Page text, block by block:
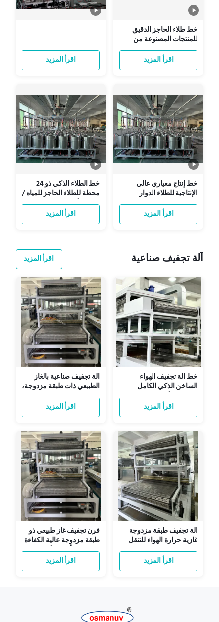
خط طلاء الحاجز الدقيق
للمنتجات المصنوعة من
الخلية - تطبيق طلاء WVTR و
اقرأ المزيد اقرأ المزيد
خط إنتاج معياري عالي
الإنتاجية للطلاء الدوار
بالدوران للحواجز الداخلية
المقولبة من اللب
اقرأ المزيد
خط الطلاء الذكي ذو 24
محطة للطلاء الحاجز للمياه /
الزيت لأدوات المائدة
المصنوعة من البولب
اقرأ المزيد
آلة تجفيف صناعية اقرأ المزيد
خط آلة تجفيف الهواء
الساخن الذكي الكامل
التلقائي للأنظمة الصناعية
اقرأ المزيد
آلة تجفيف صناعية بالغاز
الطبيعي ذات طبقة مزدوجة،
سلسلة لوحة مثقبة من
الفولاذ المقاوم للصدأ
لتجفيف قوالب اللب،
عبوات صناعية راقية
اقرأ المزيد
آلة تجفيف طبقة مزدوجة
غازية حرارة الهواء للتنقل
1320 144 كيلوواط
اقرأ المزيد
فرن تجفيف غاز طبيعي ذو
طبقة مزدوجة عالية الكفاءة
لخط إنتاج ألواح الألياف
الاسمنتية ولوحات السيليكات
الكالسيومية
اقرأ المزيد